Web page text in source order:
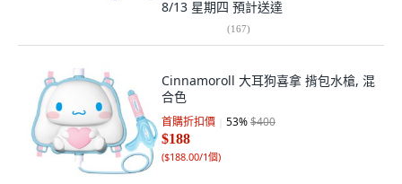
8/13 星期四 預計送達
(167)
Cinnamoroll 大耳狗喜拿 揹包水槍, 混
合色
首購折扣價 53%$400
$188
($188.00/1個)